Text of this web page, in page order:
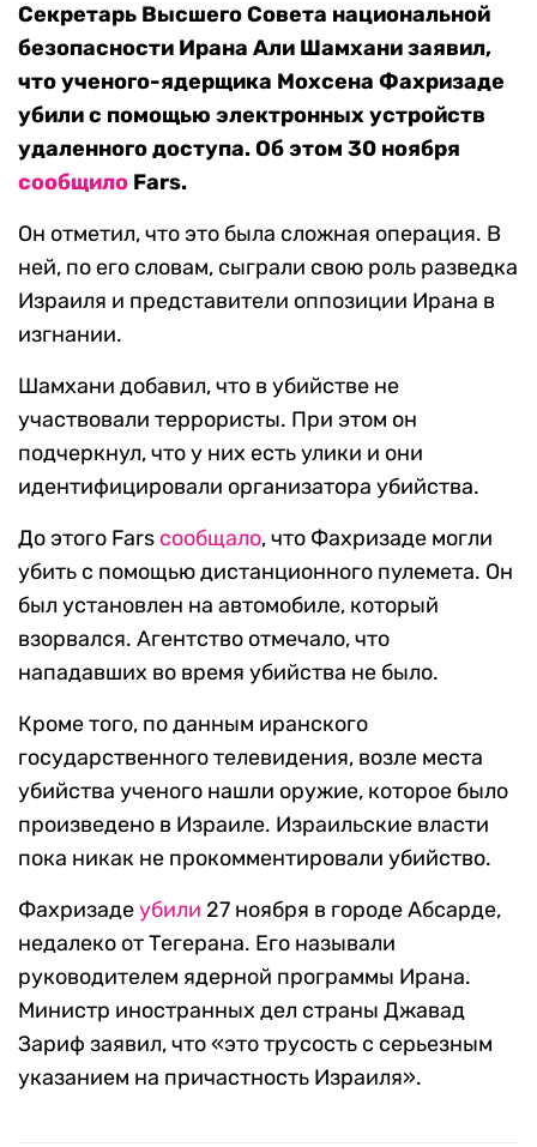
Секретарь Высшего Совета национальной
безопасности Ирана Али Шамхани заявил,
что ученого-ядерщика Мохсена Фахризаде
убили с помощью электронных устройств
удаленного доступа. Об этом 30 ноября
сообщило Fars.
Он отметил, что это была сложная операция. В
ней, по его словам, сыграли свою роль разведка
Израиля и представители оппозиции Ирана в
изгнании.
Шамхани добавил, что в убийстве не
участвовали террористы. При этом он
подчеркнул, что у них есть улики и они
идентифицировали организатора убийства.
До этого Fars сообщало, что Фахризаде могли
убить с помощью дистанционного пулемета. Он
был установлен на автомобиле, который
взорвался. Агентство отмечало, что
нападавших во время убийства не было.
Кроме того, по данным иранского
государственного телевидения, возле места
убийства ученого нашли оружие, которое было
произведено в Израиле. Израильские власти
пока никак не прокомментировали убийство.
Фахризадеубили 27 ноября в городе Абсарде,
недалеко от Тегерана. Его называли
руководителем ядерной программы Ирана.
Министр иностранных дел страны Джавад
Зариф заявил, что «это трусость с серьезным
указанием на причастность Израиля».